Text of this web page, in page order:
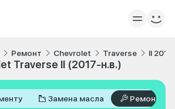
Ремонт Chevrolet Traverse II
Traverse II (2017-н.в.)
Замена масла Ремонт